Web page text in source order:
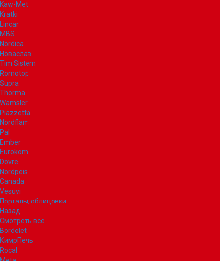
Kaw-Met
Kratki
Lincar
MBS
Nordica
Новаслав
Tim Sistem
Romotop
Supra
Thorma
Wamsler
Piazzetta
Nordflam
Pal
Ember
Eurokom
Dovre
Nordpeis
Canada
Vesuvi
Порталы, облицовки
Назад
Смотреть все
Bordelet
КимрПечь
Rocal